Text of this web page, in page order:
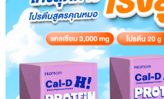
ความคุ้มค่า:5.0
แนะนำสั้นๆ:Cal-D-Kiiz นวัตกรรมส
สำหรับเด็กเล็ก ด้วย Calcium L-
พร้อม Orafti® Synergy1 และ
แรงตั้งแต่เนิ่นๆ